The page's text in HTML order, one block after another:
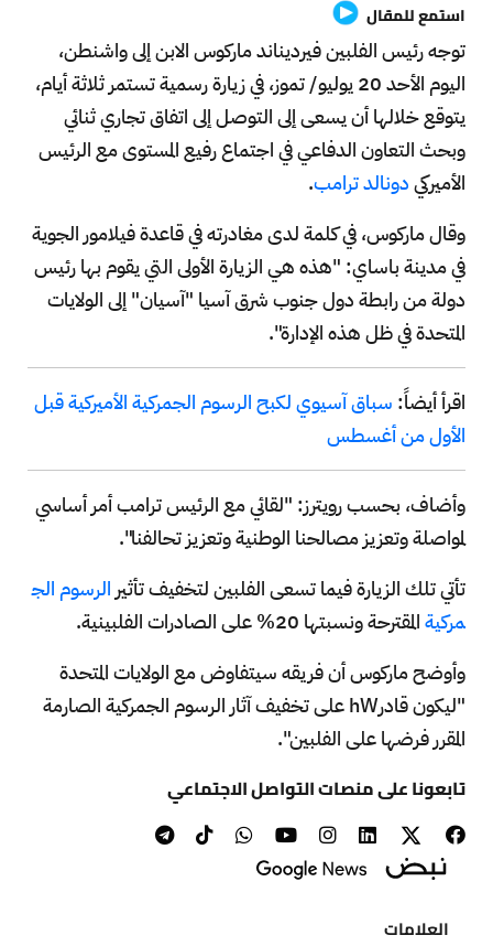
استمع للمقال
توجه رئيس الفلبين فيرديناند ماركوس الابن إلى واشنطن،
اليوم الأحد 20 يوليو/ تموز، في زيارة رسمية تستمر ثلاثة أيام،
يتوقع خلالها أن يسعى إلى التوصل إلى اتفاق تجاري ثنائي
وبحث التعاون الدفاعي في اجتماع رفيع المستوى مع الرئيس
الأميركيدونالد ترامب.
وقال ماركوس، في كلمة لدى مغادرته في قاعدة فيلامور الجوية
في مدينة باساي: "هذه هي الزيارة الأولى التي يقوم بها رئيس
دولة من رابطة دول جنوب شرق آسيا "آسيان" إلى الولايات
المتحدة في ظل هذه الإدارة".
اقرأ أيضاً: سباق آسيوي لكبح الرسوم الجمركية الأميركية قبل
الأول من أغسطس
وأضاف، بحسب رويترز: "لقائي مع الرئيس ترامب أمر أساسي
لمواصلة وتعزيز مصالحنا الوطنية وتعزيز تحالفنا".
تأتي تلك الزيارة فيما تسعى الفلبين لتخفيف تأثير الرسوم الج
مركيةالمقترحة ونسبتها 20% على الصادرات الفلبينية.
وأوضح ماركوس أن فريقه سيتفاوض مع الولايات المتحدة
"ليكون قادرhW على تخفيف آثار الرسوم الجمركية الصارمة
المقرر فرضها على الفلبين".
تابعونا على منصات التواصل الاجتماعي
العلامات